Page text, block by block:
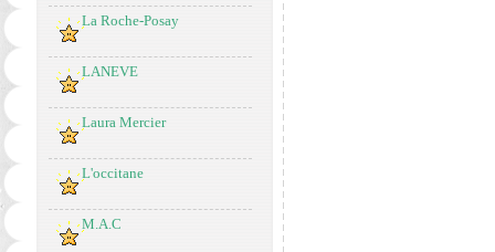
La Roche-Posay
LANEVE
Laura Mercier
L'occitane
M.A.C